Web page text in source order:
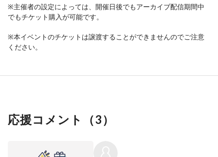
※主催者の設定によっては、開催日後でもアーカイブ配信期間中
でもチケット購入が可能です。
※本イベントのチケットは譲渡することができませんのでご注意
ください。
応援コメント（3）